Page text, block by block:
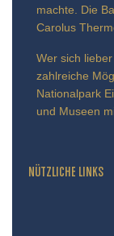
machte. Die
Carolus
Wer sich
zahlreiche
Nationalpark
und Museen
NÜTZLICHE LINKS